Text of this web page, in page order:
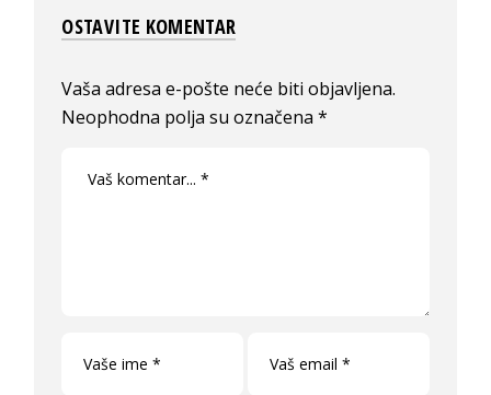
OSTAVITE KOMENTAR
Vaša adresa e-pošte neće biti objavljena.
Neophodna polja su označena*